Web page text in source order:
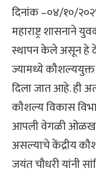
दिनांक –०४/१०/२०२४,
महाराष्ट्र शासनाने
स्थापन केले असून हे
ज्यामध्ये कौशल्ययुक्त
दिला जात आहे. ही
कौशल्य विकास
आपली वेगळी ओळख
असल्याचे केंद्रीय
जयंत चौधरी यांनी